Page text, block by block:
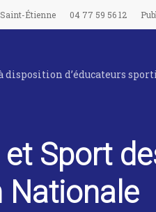
Saint-Étienne 04 77 59 56 12
disposition d’éducateurs
Sport
Nationale